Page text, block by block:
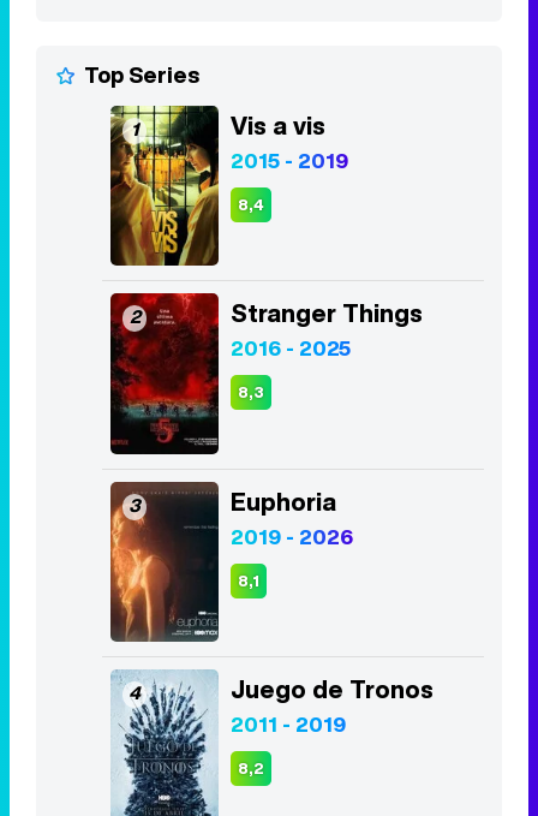
Top Series
1 Vis a vis
2015 - 2019
8,4
2 Stranger Things
2016 - 2025
8,3
3 Euphoria
2019 - 2026
8,1
4 Juego de Tronos
2011 - 2019
8,2